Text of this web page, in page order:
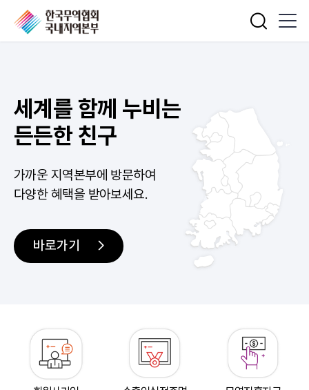
통합검색
세계를 함께 누비는
든든한 친구
가까운 지역본부에 방문하여
다양한 혜택을 받아보세요.
바로가기